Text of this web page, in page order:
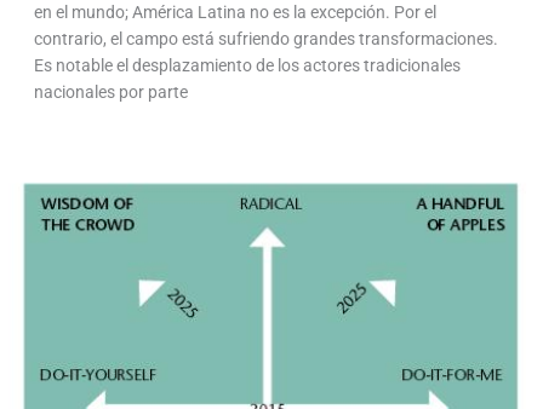
en el mundo; América Latina no es la excepción. Por el
contrario, el campo está sufriendo grandes transformaciones.
Es notable el desplazamiento de los actores tradicionales
nacionales por parte